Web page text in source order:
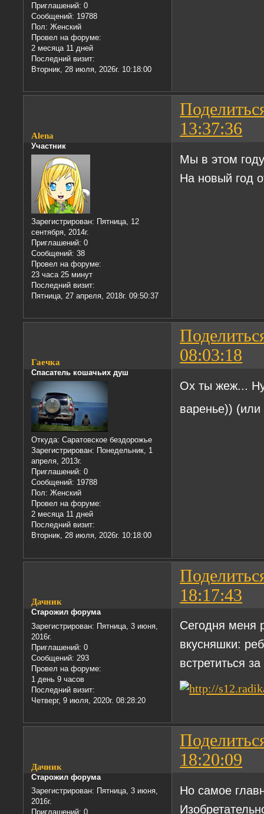
Приглашений: 0
Сообщений: 19788
Пол: Женский
Провел на форуме:
2 месяца 11 дней
Последний визит:
Вторник, 28 июля, 2026г. 10:18:00
13:37:36
Alena
Участник
Зарегистрирован: Пятница, 12
сентября, 2014г.
Приглашений: 0
Сообщений: 38
Провел на форуме:
23 часа 25 минут
Последний визит:
Пятница, 27 апреля, 2018г. 09:50:37
Мы в этом
На новый год
08:03:18
Гаечка
Спасатель кошачьих душ
Откуда: Саратовское бездорожье
Зарегистрирован: Понедельник, 1
апреля, 2013г.
Приглашений: 0
Сообщений: 19788
Пол: Женский
Провел на форуме:
2 месяца 11 дней
Последний визит:
Вторник, 28 июля, 2026г. 10:18:00
Ох ты жеж...
варенье))
18:17:43
Дачник
Старожил форума
Зарегистрирован: Пятница, 3 июня,
2016г.
Приглашений: 0
Сообщений: 293
Провел на форуме:
1 день 9 часов
Последний визит:
Четверг, 9 июля, 2020г. 08:28:20
Сегодня меня
вкусняшки:
встретиться
18:20:09
Дачник
Старожил форума
Зарегистрирован: Пятница, 3 июня,
2016г.
Приглашений: 0
Но самое